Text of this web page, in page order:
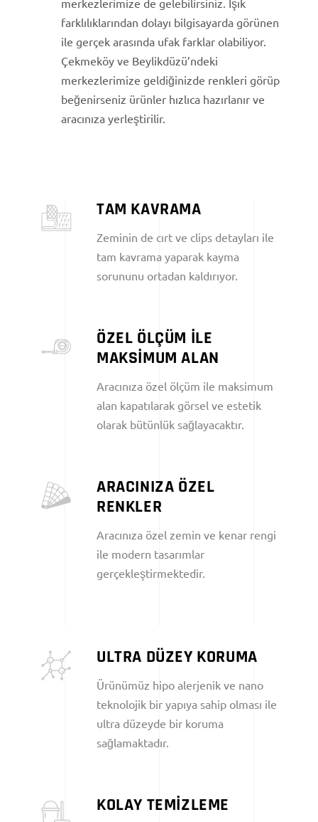
merkezlerimize de gelebilirsiniz. Işık
farklılıklarından dolayı bilgisayarda görünen
ile gerçek arasında ufak farklar olabiliyor.
Çekmeköy ve Beylikdüzü’ndeki
merkezlerimize geldiğinizde renkleri görüp
beğenirseniz ürünler hızlıca hazırlanır ve
aracınıza yerleştirilir.
TAM KAVRAMA
Zeminin de cırt ve clips detayları ile
tam kavrama yaparak kayma
sorununu ortadan kaldırıyor.
ÖZEL ÖLÇÜM İLE
MAKSİMUM ALAN
Aracınıza özel ölçüm ile maksimum
alan kapatılarak görsel ve estetik
olarak bütünlük sağlayacaktır.
ARACINIZA ÖZEL
RENKLER
Aracınıza özel zemin ve kenar rengi
ile modern tasarımlar
gerçekleştirmektedir.
ULTRA DÜZEY KORUMA
Ürünümüz hipo alerjenik ve nano
teknolojik bir yapıya sahip olması ile
ultra düzeyde bir koruma
sağlamaktadır.
KOLAY TEMİZLEME